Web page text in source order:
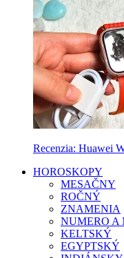
Recenzia: Huawei
HOROSKOPY
MESAČNY
ROČNÝ
ZNAMENIA
NUMERO A
KELTSKÝ
EGYPTSKÝ